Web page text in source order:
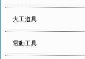
大工道具
電動工具